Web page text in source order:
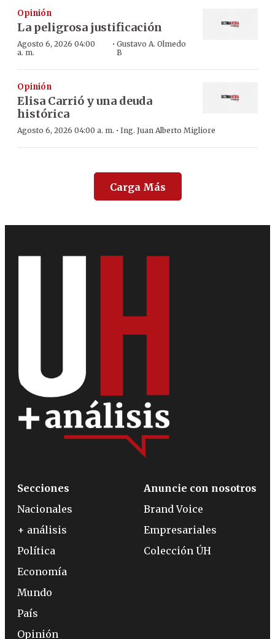
Opinión
La peligrosa justificación
Agosto 6, 2026 04:00
a. m.
· Gustavo A. Olmedo
B
Opinión
Elisa Carrió y una deuda
histórica
Agosto 6, 2026 04:00 a. m. · Ing. Juan Alberto Migliore
Carga Más
Secciones
Nacionales
+ análisis
Política
Economía
Mundo
País
Opinión
Anuncie con nosotros
Brand Voice
Empresariales
Colección ÚH